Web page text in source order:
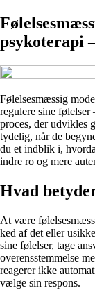
psykoterapi
Følelsesmæssig
regulere sine
proces, der udvikles
tydelig, når de
du et indblik i,
indre ro og mere
Hvad
At være
ked af det eller
sine følelser, tage
overensstemmelse
reagerer ikke
vælge sin respons.